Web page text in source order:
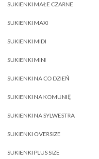
SUKIENKI MAŁE CZARNE
SUKIENKI MAXI
SUKIENKI MIDI
SUKIENKI MINI
SUKIENKI NA CO DZIEŃ
SUKIENKI NA KOMUNIĘ
SUKIENKI NA SYLWESTRA
SUKIENKI OVERSIZE
SUKIENKI PLUS SIZE